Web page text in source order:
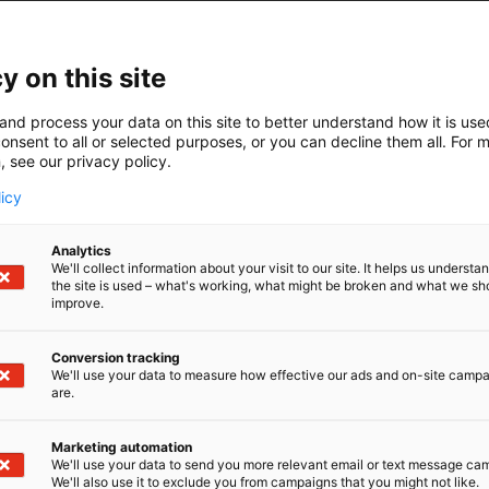
suomalaisiin koteihin sekä
Mora Armatur ja Damixa yhdistävät modernin
ja pitkäikäiset ratkaisut. Valikoimasta
modernit LED-peilit niin uudis- kuin
yksilölliset ja näyttävät kokonaisuudet eri
uusimmat tuoteuutuudet, innovatiiviset ratkaisut
rakentamisen ja remontoinnin ammattilaisille.
pohjoismaisiin ratkaisuihin ja löytämään tuotteet
on this site
process your data on this site to better understand how it is
to all or selected purposes, or you can decline them all. For
see our privacy policy.
Analytics
We'll collect information about your visit to our site. It helps us
the site is used – what's working, what might be broken and what we
improve.
Conversion tracking
We'll use your data to measure how effective our ads and on-site
are.
Marketing automation
We'll use your data to send you more relevant email or text message
We'll also use it to exclude you from campaigns that you might not like.